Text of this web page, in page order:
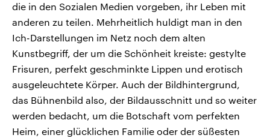
die in den Sozialen Medien vorgeben, ihr Leben mit
anderen zu teilen. Mehrheitlich huldigt man in den
Ich-Darstellungen im Netz noch dem alten
Kunstbegriff, der um die Schönheit kreiste: gestylte
Frisuren, perfekt geschminkte Lippen und erotisch
ausgeleuchtete Körper. Auch der Bildhintergrund,
das Bühnenbild also, der Bildausschnitt und so weiter
werden bedacht, um die Botschaft vom perfekten
Heim, einer glücklichen Familie oder der süßesten